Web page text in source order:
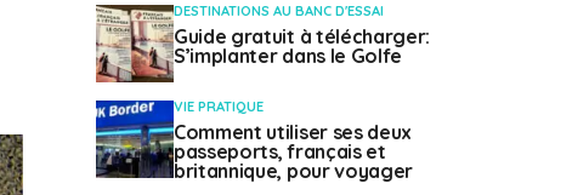
DESTINATIONS AU BANC D'ESSAI
Guide gratuit à télécharger:
S’implanter dans le Golfe
VIE PRATIQUE
Comment utiliser ses deux
passeports, français et
britannique, pour voyager